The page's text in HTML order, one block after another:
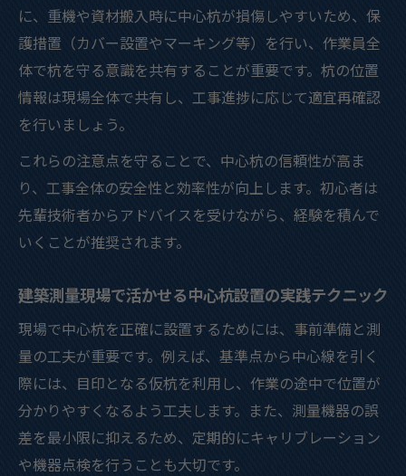
に、重機や資材搬入時に中心杭が損傷しやすいため、保
護措置（カバー設置やマーキング等）を行い、作業員全
体で杭を守る意識を共有することが重要です。杭の位置
情報は現場全体で共有し、工事進捗に応じて適宜再確認
を行いましょう。
これらの注意点を守ることで、中心杭の信頼性が高ま
り、工事全体の安全性と効率性が向上します。初心者は
先輩技術者からアドバイスを受けながら、経験を積んで
いくことが推奨されます。
建築測量現場で活かせる中心杭設置の実践テクニック
現場で中心杭を正確に設置するためには、事前準備と測
量の工夫が重要です。例えば、基準点から中心線を引く
際には、目印となる仮杭を利用し、作業の途中で位置が
分かりやすくなるよう工夫します。また、測量機器の誤
差を最小限に抑えるため、定期的にキャリブレーション
や機器点検を行うことも大切です。